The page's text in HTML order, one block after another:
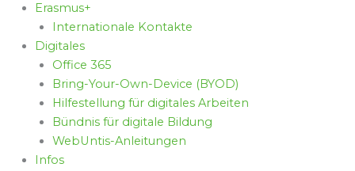
Erasmus+
Internationale Kontakte
Digitales
Office 365
Bring-Your-Own-Device (BYOD)
Hilfestellung für digitales Arbeiten
Bündnis für digitale Bildung
WebUntis-Anleitungen
Infos